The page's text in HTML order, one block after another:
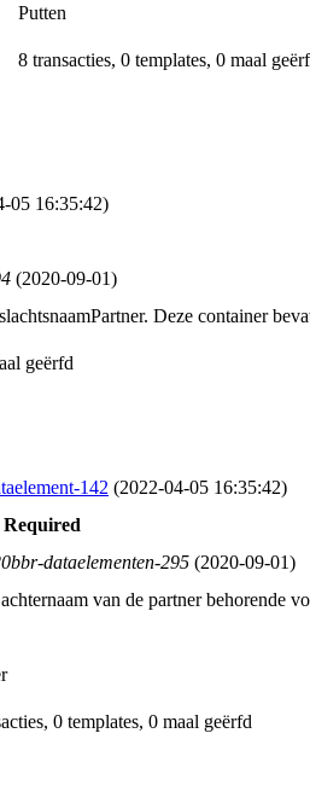
Putten
8 transacties, 0 templates, 0 maal
16:35:42)
(2020‑09‑01)
Deze container
geërfd
142 (2022‑04‑05 16:35:42)
dataelementen-295 (2020‑09‑01)
van de partner behorende
0 templates, 0 maal geërfd